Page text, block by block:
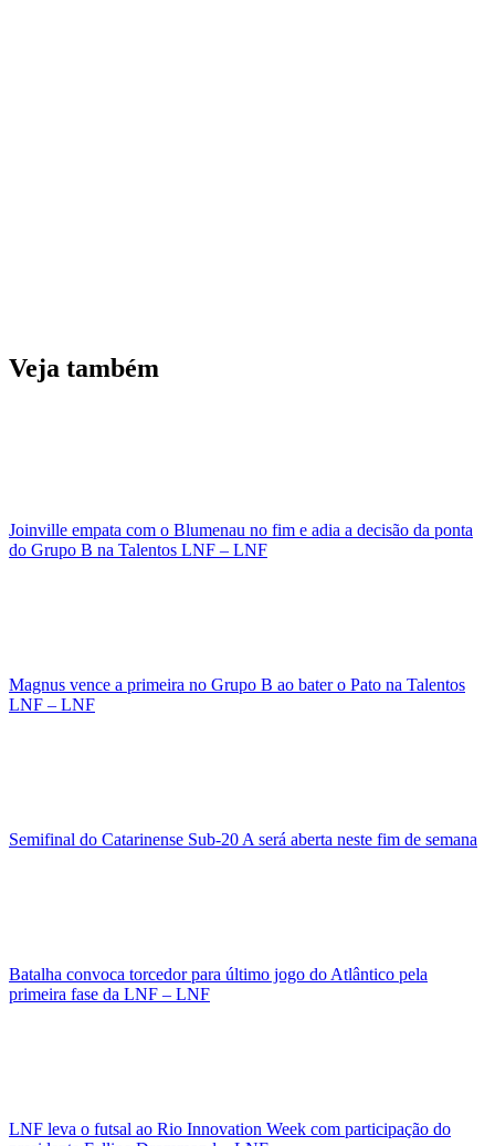
Veja também
Joinville empata com o Blumenau no fim e adia a decisão da ponta
do Grupo B na Talentos LNF – LNF
Magnus vence a primeira no Grupo B ao bater o Pato na Talentos
LNF – LNF
Semifinal do Catarinense Sub-20 A será aberta neste fim de semana
Batalha convoca torcedor para último jogo do Atlântico pela
primeira fase da LNF – LNF
LNF leva o futsal ao Rio Innovation Week com participação do